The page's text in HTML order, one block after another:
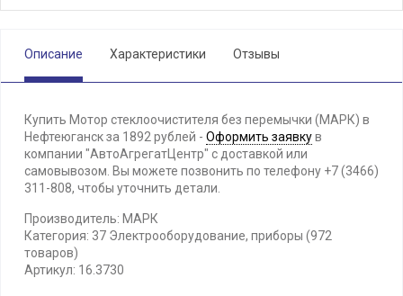
Описание Характеристики Отзывы
Купить Мотор стеклоочистителя без перемычки (МАРК) в
Нефтеюганск за 1892 рублей - Оформить заявкув
компании "АвтоАгрегатЦентр" с доставкой или
самовывозом. Вы можете позвонить по телефону +7 (3466)
311-808, чтобы уточнить детали.
Производитель: МАРК
Категория: 37 Электрооборудование, приборы (972
товаров)
Артикул: 16.3730